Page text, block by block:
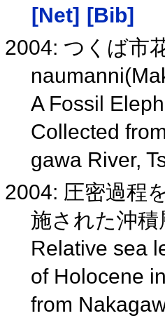
[Net]
[Bib]
2004: つくば市
A Fossil
Collected
gawa River,
2004: 圧密過程
施された沖
Relative sea
of Holocene
from